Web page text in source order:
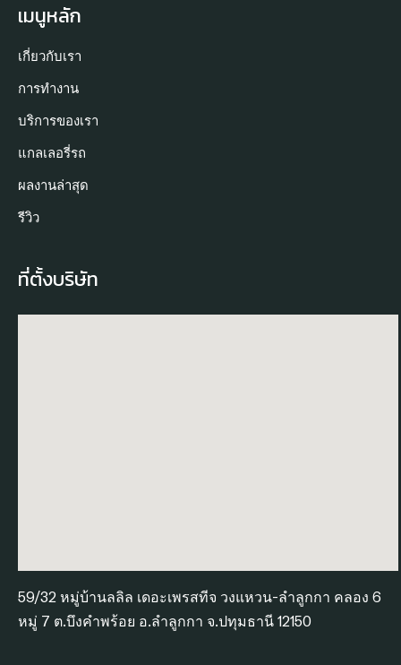
เมนูหลัก
เกี่ยวกับเรา
การทำงาน
บริการของเรา
แกลเลอรี่รถ
ผลงานล่าสุด
รีวิว
ที่ตั้งบริษัท
59/32 หมู่บ้านลลิล เดอะเพรสทีจ วงแหวน-ลำลูกกา คลอง 6
หมู่ 7 ต.บึงคำพร้อย อ.ลำลูกกา จ.ปทุมธานี 12150